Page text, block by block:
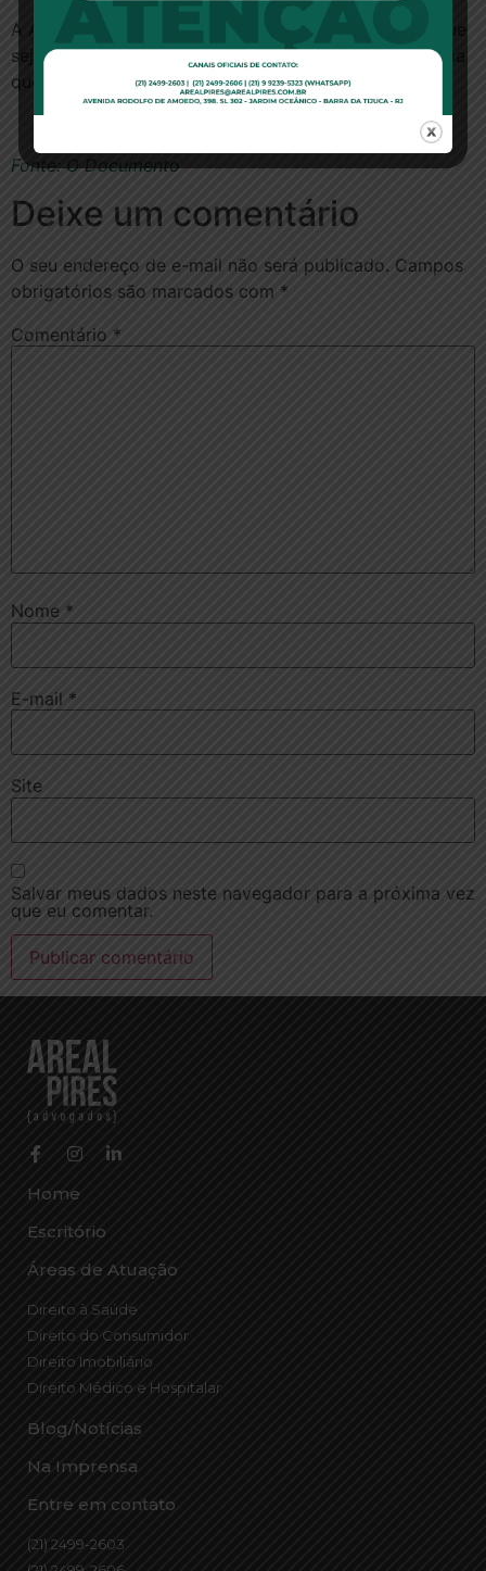
A ANS ainda não divulgou o índice que vai permitir que
seja aplicado nos planos individuais em 2013 e informa
que não tem data para fazer isso.
Fonte: O Documento
Deixe um comentário
O seu endereço de e-mail não será publicado. Campos
obrigatórios são marcados com *
Comentário *
Nome *
E-mail *
Site
Salvar meus dados neste navegador para a próxima vez
que eu comentar.
Home
Escritório
Áreas de Atuação
Direito à Saúde
Direito do Consumidor
Direito Imobiliário
Direito Médico e Hospitalar
Blog/Notícias
Na Imprensa
Entre em contato
(21) 2499-2603